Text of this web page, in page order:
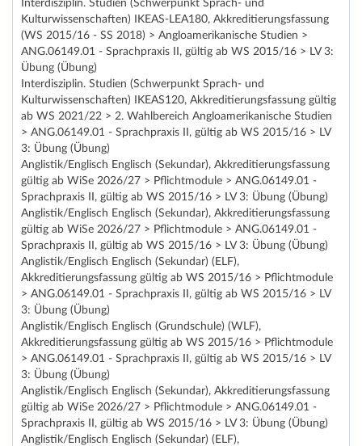
Interdisziplin. Studien (Schwerpunkt Sprach- und
Kulturwissenschaften) IKEAS-LEA180, Akkreditierungsfassung
(WS 2015/16 - SS 2018) > Angloamerikanische Studien >
ANG.06149.01 - Sprachpraxis II, gültig ab WS 2015/16 > LV 3:
Übung (Übung)
Interdisziplin. Studien (Schwerpunkt Sprach- und
Kulturwissenschaften) IKEAS120, Akkreditierungsfassung gültig
ab WS 2021/22 > 2. Wahlbereich Angloamerikanische Studien
> ANG.06149.01 - Sprachpraxis II, gültig ab WS 2015/16 > LV
3: Übung (Übung)
Anglistik/Englisch Englisch (Sekundar), Akkreditierungsfassung
gültig ab WiSe 2026/27 > Pflichtmodule > ANG.06149.01 -
Sprachpraxis II, gültig ab WS 2015/16 > LV 3: Übung (Übung)
Anglistik/Englisch Englisch (Sekundar), Akkreditierungsfassung
gültig ab WiSe 2026/27 > Pflichtmodule > ANG.06149.01 -
Sprachpraxis II, gültig ab WS 2015/16 > LV 3: Übung (Übung)
Anglistik/Englisch Englisch (Sekundar) (ELF),
Akkreditierungsfassung gültig ab WS 2015/16 > Pflichtmodule
> ANG.06149.01 - Sprachpraxis II, gültig ab WS 2015/16 > LV
3: Übung (Übung)
Anglistik/Englisch Englisch (Grundschule) (WLF),
Akkreditierungsfassung gültig ab WS 2015/16 > Pflichtmodule
> ANG.06149.01 - Sprachpraxis II, gültig ab WS 2015/16 > LV
3: Übung (Übung)
Anglistik/Englisch Englisch (Sekundar), Akkreditierungsfassung
gültig ab WiSe 2026/27 > Pflichtmodule > ANG.06149.01 -
Sprachpraxis II, gültig ab WS 2015/16 > LV 3: Übung (Übung)
Anglistik/Englisch Englisch (Sekundar) (ELF),